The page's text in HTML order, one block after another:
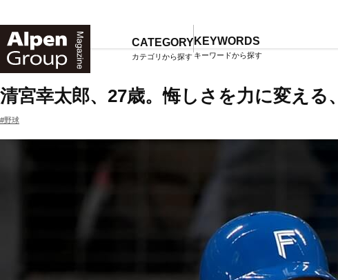
CATEGORY
カテゴリから探す
KEYWORDS
キーワードから探す
TOP マガジン一覧
清宮幸太郎、27歳。悔しさを力に変える
#野球